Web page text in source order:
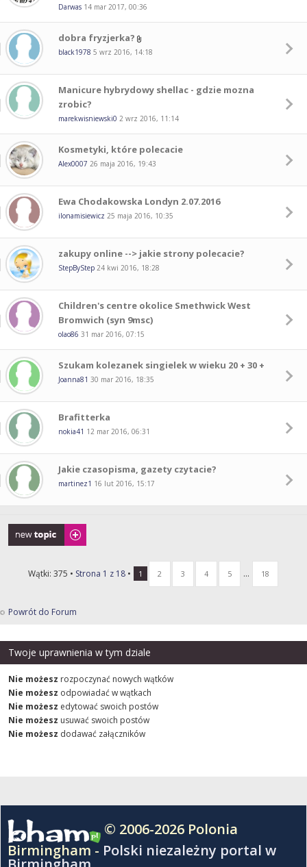
Darwas 14 mar 2017, 00:36
dobra fryzjerka?
black1978 5 wrz 2016, 14:18
Manicure hybrydowy shellac - gdzie mozna
zrobic?
marekwisniewski0 2 wrz 2016, 11:14
Kosmetyki, które polecacie
Alex0007 26 maja 2016, 19:43
Ewa Chodakowska Londyn 2.07.2016
ilonamisiewicz 25 maja 2016, 10:35
zakupy online --> jakie strony polecacie?
StepByStep 24 kwi 2016, 18:28
Children's centre okolice Smethwick West
Bromwich (syn 9msc)
olao86 31 mar 2016, 07:15
Szukam kolezanek singielek w wieku 20 + 30 +
Joanna81 30 mar 2016, 18:35
Brafitterka
nokia41 12 mar 2016, 06:31
Jakie czasopisma, gazety czytacie?
martinez1 16 lut 2016, 15:17
Napisz wątek
Wątki: 375 • Strona 1 z 18 • 1 2 3 4 5 ... 18
Powrót do Forum
Twoje uprawnienia w tym dziale
Nie możesz rozpoczynać nowych wątków
Nie możesz odpowiadać w wątkach
Nie możesz edytować swoich postów
Nie możesz usuwać swoich postów
Nie możesz dodawać załączników
© 2006-2026 Polonia
Birmingham - Polski niezależny portal w